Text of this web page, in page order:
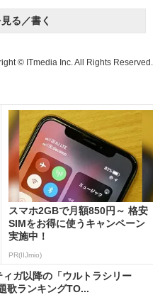
る／書く
© ITmedia Inc. All Rights Reserved.
スマホ2GBで月額850円～ 格安
SIMをお得に使うキャンペーン
実施中！
PR(IIJmio)
ィガ以降の「ウルトラシリー
歌ランキングTO...